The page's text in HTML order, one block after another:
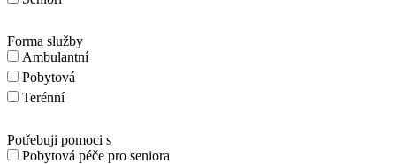
Forma služby
Ambulantní
Pobytová
Terénní
Potřebuji pomoci s
Pobytová péče pro seniora